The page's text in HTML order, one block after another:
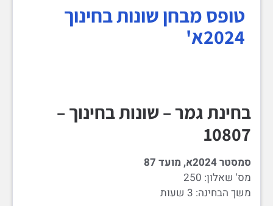
טופס מבחן שונות בחינוך
2024א'
בחינת גמר – שונות בחינוך –
10807
סמסטר 2024א, מועד 87
מס' שאלון: 250
משך הבחינה: 3 שעות